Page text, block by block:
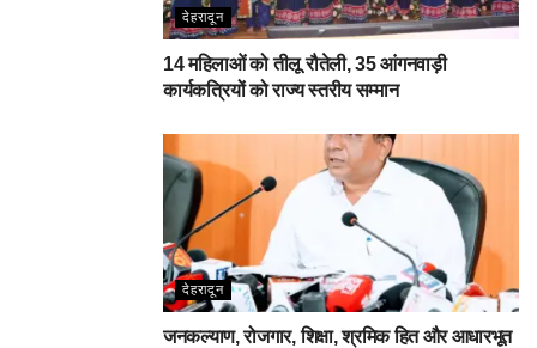
देहरादून
14 महिलाओं को तीलू रौतेली, 35 आंगनवाड़ी
कार्यकत्रियों को राज्य स्तरीय सम्मान
देहरादून
जनकल्याण, रोजगार, शिक्षा, श्रमिक हित और आधारभूत